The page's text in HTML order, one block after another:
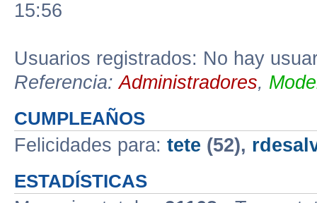
15:56
Usuarios registrados: No hay
Referencia:Administradores,
CUMPLEAÑOS
Felicidades para: tete (52),
ESTADÍSTICAS